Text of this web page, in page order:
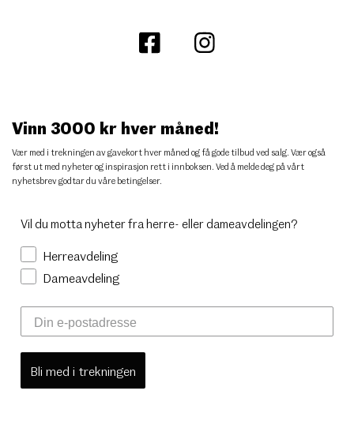
Vinn 3000 kr hver måned!
Vær med i trekningen av gavekort hver måned og få gode tilbud ved salg. Vær også
først ut med nyheter og inspirasjon rett i innboksen. Ved å melde deg på vårt
nyhetsbrev godtar du våre betingelser.
Vil du motta nyheter fra herre- eller dameavdelingen?
Herreavdeling
Dameavdeling
Bli med i trekningen